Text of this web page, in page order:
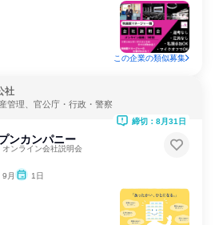
この企業の類似募集
社
管理、官公庁・行政・警察
ンカンパニー
ンライン会社説明会
月 1日
締切：8月31日